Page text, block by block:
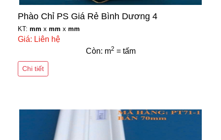
Phào Chỉ PS Giá Rẻ Bình Dương 4
KT: mm x mm x mm
Giá: Liên hệ
Còn: m2 = tấm
Chi tiết